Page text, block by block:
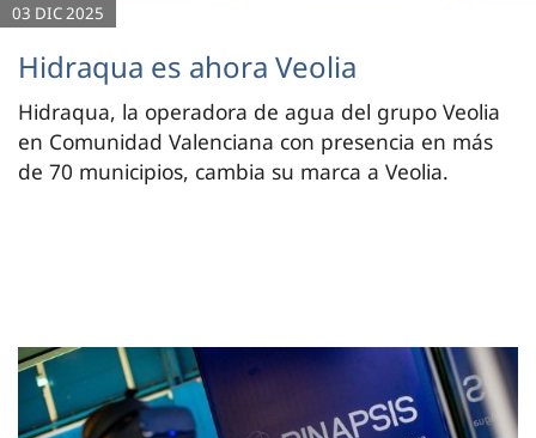
03 DIC 2025
Hidraqua es ahora Veolia
Hidraqua, la operadora de agua del grupo Veolia
en Comunidad Valenciana con presencia en más
de 70 municipios, cambia su marca a Veolia.